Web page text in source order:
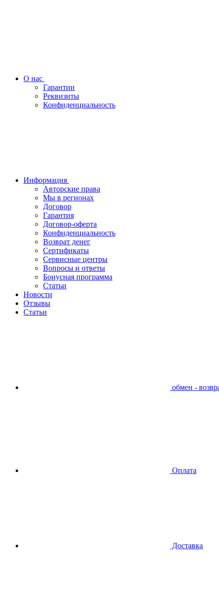
О нас
Гарантии
Реквизиты
Конфиденциальность
Информация
Авторские права
Мы в регионах
Договор
Гарантия
Договор-оферта
Конфиденциальность
Возврат денег
Сертификаты
Сервисные центры
Вопросы и ответы
Бонусная программа
Статьи
Новости
Отзывы
Статьи
обмен -
Оплата
Доставка